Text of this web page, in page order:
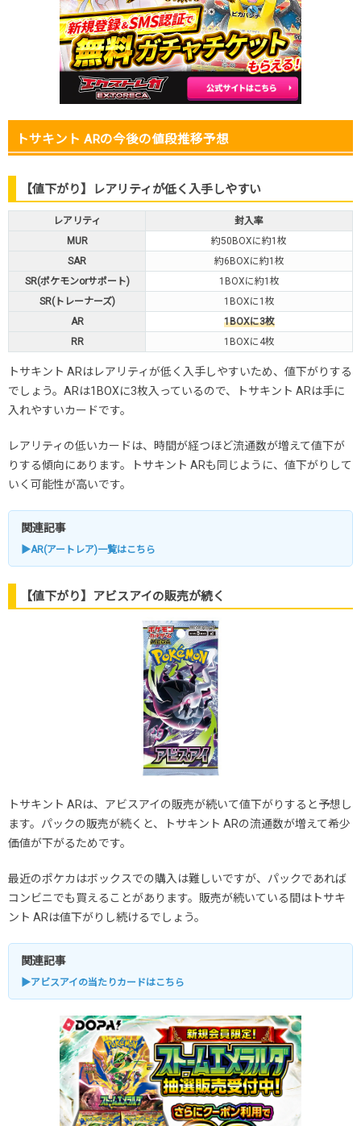
トサキント ARの今後の値段推移予想
【値下がり】レアリティが低く入手しやすい
レアリティ
封入率
MUR
約50BOXに約1枚
SAR
約6BOXに約1枚
SR(ポケモンorサポート)
1BOXに約1枚
SR(トレーナーズ)
1BOXに1枚
AR
1BOXに3枚
RR
1BOXに4枚
トサキント ARはレアリティが低く入手しやすいため、値下がりする
でしょう。ARは1BOXに3枚入っているので、トサキント ARは手に
入れやすいカードです。
レアリティの低いカードは、時間が経つほど流通数が増えて値下が
りする傾向にあります。トサキント ARも同じように、値下がりして
いく可能性が高いです。
関連記事
▶AR(アートレア)一覧はこちら
【値下がり】アビスアイの販売が続く
トサキント ARは、アビスアイの販売が続いて値下がりすると予想し
ます。パックの販売が続くと、トサキント ARの流通数が増えて希少
価値が下がるためです。
最近のポケカはボックスでの購入は難しいですが、パックであれば
コンビニでも買えることがあります。販売が続いている間はトサキ
ント ARは値下がりし続けるでしょう。
関連記事
▶アビスアイの当たりカードはこちら